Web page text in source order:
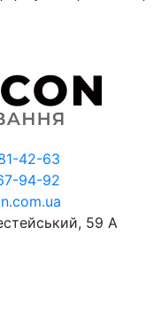
42-63
94-92
59 А